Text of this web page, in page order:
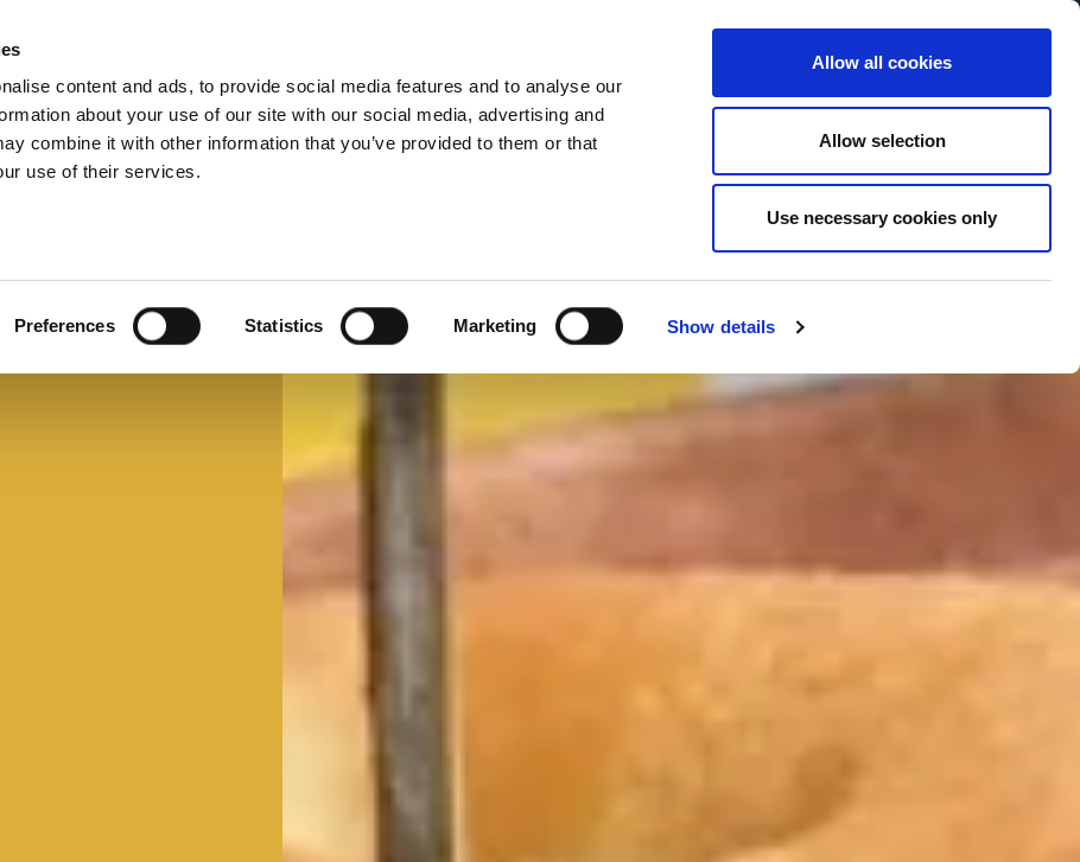
content and ads, to provide social media features and to analyse our
about your use of our site with our social media, advertising and
combine it with other information that you’ve provided to them or that
use of their services.
Preferences Statistics Marketing Show details
Allow all cookies
Allow selection
Use necessary cookies only
Select your language
Italian
Service Menu
In tutte le salse